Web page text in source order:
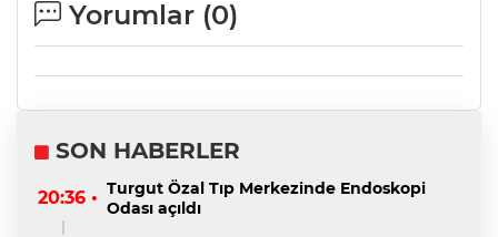
Yorumlar (0)
SON HABERLER
20:36 • Turgut Özal Tıp Merkezinde Endoskopi
Odası açıldı